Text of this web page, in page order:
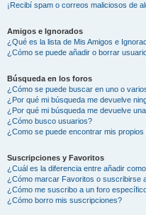
¡Recibí spam o correos maliciosos de
Amigos e Ignorados
¿Qué es la lista de Mis Amigos e
¿Cómo se puede añadir o borrar
Búsqueda en los foros
¿Cómo se puede buscar en uno o
¿Por qué mi búsqueda me devuelve
¿Por qué mi búsqueda me devuelve
¿Cómo busco usuarios?
¿Como se puede encontrar mis
Suscripciones y Favoritos
¿Cuál es la diferencia entre añadir
¿Cómo marcar Favoritos o suscribirse
¿Cómo me suscribo a un foro
¿Cómo borro mis suscripciones?